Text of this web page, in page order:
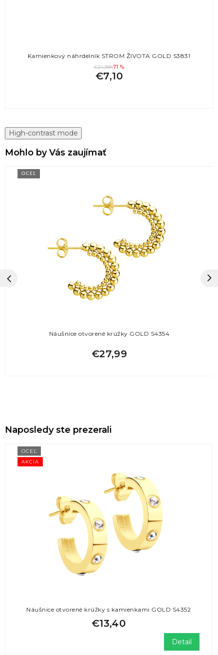
Kamienkový náhrdelník STROM ŽIVOTA GOLD S3831
€24,99–71 %
€7,10
High-contrast mode
Mohlo by Vás zaujímať
OCEĽ
Náušnice otvorené krúžky GOLD S4354
€27,99
Naposledy ste prezerali
AKCIA
OCEĽ
Náušnice otvorené krúžky s kamienkami GOLD S4352
€13,40
Detail